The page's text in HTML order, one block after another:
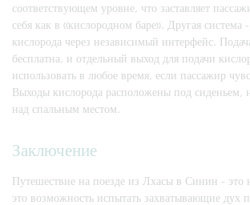
соответствующем уровне, что заставляет
себя как в «кислородном баре». Другая система
кислорода через независимый интерфейс.
бесплатна, и отдельный выход для подачи
использовать в любое время, если пассажир
Выходы кислорода расположены под сиденьем,
над спальным местом.
Заключение
Путешествие на поезде из Лхасы в Синин - это
это возможность испытать захватывающие дух